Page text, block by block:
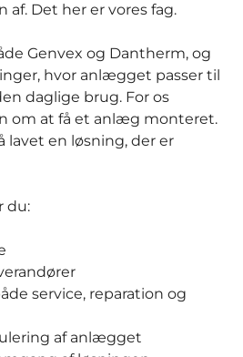
af. Det her er vores fag.
Genvex og Dantherm, og
hvor anlægget passer til
daglige brug. For os
om at få et anlæg monteret.
lavet en løsning, der er
du:
service, reparation og
af anlægget